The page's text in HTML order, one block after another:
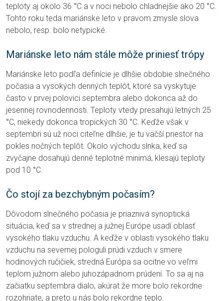
teploty aj okolo 36 °C a v noci nebolo chladnejšie ako 20 °C.
Tohto roku teda mariánske leto v pravom zmysle slova
nebolo, resp. bolo netypické.
Mariánske leto nám stále môže priniesť trópy
Mariánske leto podľa definície je dlhšie obdobie slnečného
počasia a vysokých denných teplôt, ktoré sa vyskytuje
často v prvej polovici septembra alebo dokonca až do
jesennej rovnodennosti. Teploty vtedy presahujú letných 25
°C, niekedy dokonca tropických 30 °C. Keďže však v
septembri sú už noci citeľne dlhšie, je tu väčší priestor na
pokles nočných teplôt. Okolo východu slnka, keď sa
zvyčajne dosahujú denné teplotné minimá, klesajú teploty
pod 10 °C.
Čo stojí za bezchybným počasím?
Dôvodom slnečného počasia je priaznivá synoptická
situácia, keď sa v strednej a južnej Európe usadí oblasť
vysokého tlaku vzduchu. A keďže v oblasti vysokého tlaku
vzduchu na severnej pologuli prúdi vzduch v smere
hodinových ručičiek, stredná Európa sa ocitne vo veľmi
teplom južnom alebo juhozápadnom prúdení. To sa aj na
začiatku septembra dialo, akúrat že more bolo rekordne
rozohriate, a preto u nás bolo rekordne teplo.